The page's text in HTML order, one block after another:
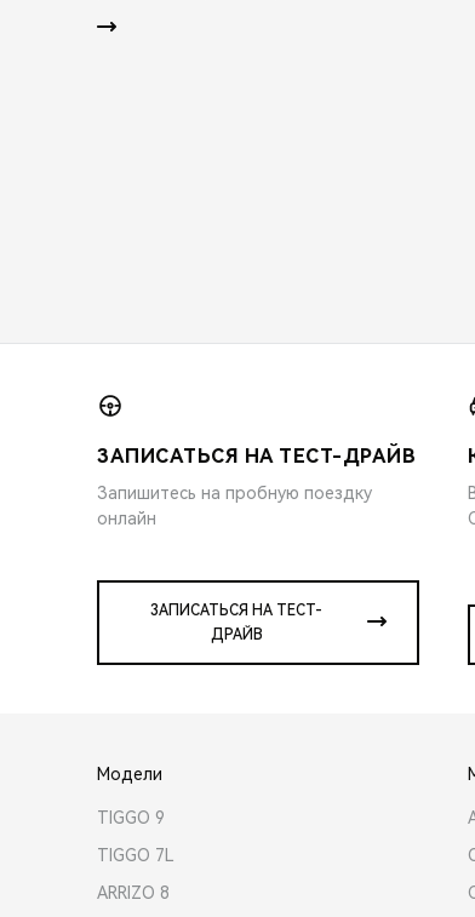
ЗАПИСАТЬСЯ НА ТЕСТ-ДРАЙВ
Запишитесь на пробную поездку
онлайн
ЗАПИСАТЬСЯ НА ТЕСТ-
ДРАЙВ
Модели
TIGGO 9
TIGGO 7L
ARRIZO 8